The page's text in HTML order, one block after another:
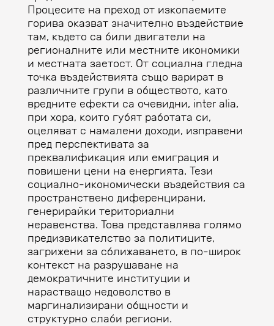
Процесите на преход от изкопаемите
горива оказват значително въздействие
там, където са били двигатели на
регионалните или местните икономики
и местната заетост. От социална гледна
точка въздействията също варират в
различните групи в обществото, като
вредните ефекти са очевидни, inter alia,
при хора, които губят работата си,
оцеляват с намалени доходи, изправени
пред перспективата за
преквалификация или емиграция и
повишени цени на енергията. Тези
социално-икономически въздействия са
пространствено диференцирани,
генерирайки териториални
неравенства. Това представлява голямо
предизвикателство за политиците,
загрижени за сближаването, в по-широк
контекст на разрушаване на
демократичните институции и
нарастващо недоволство в
маргинализирани общности и
структурно слаби региони.